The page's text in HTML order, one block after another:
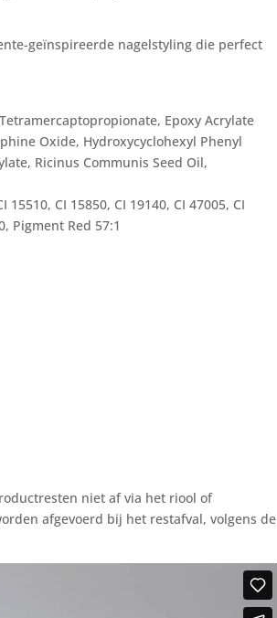
geïnspireerde nagelstyling die perfect
Epoxy Acrylate
Oxide, Hydroxycyclohexyl Phenyl
Ricinus Communis Seed Oil,
CI 15850, CI 19140, CI 47005, CI
Pigment Red 57:1
niet af via het riool of
afgevoerd bij het restafval, volgens de